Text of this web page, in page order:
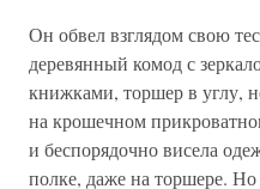
Он обвел взглядом свою
деревянный комод с
книжками, торшер в углу,
на крошечном
и беспорядочно висела
полке, даже на торшере.